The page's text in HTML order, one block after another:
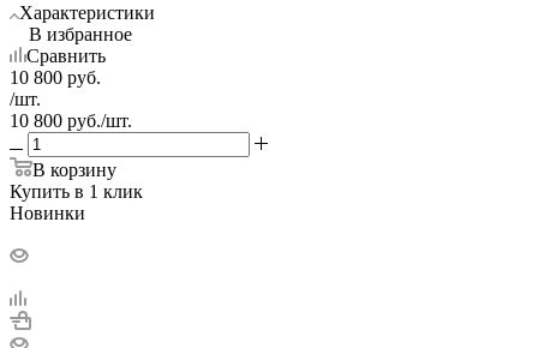
Характеристики
В избранное
Сравнить
10 800 руб.
/шт.
10 800 руб./шт.
В корзину
Купить в 1 клик
Новинки